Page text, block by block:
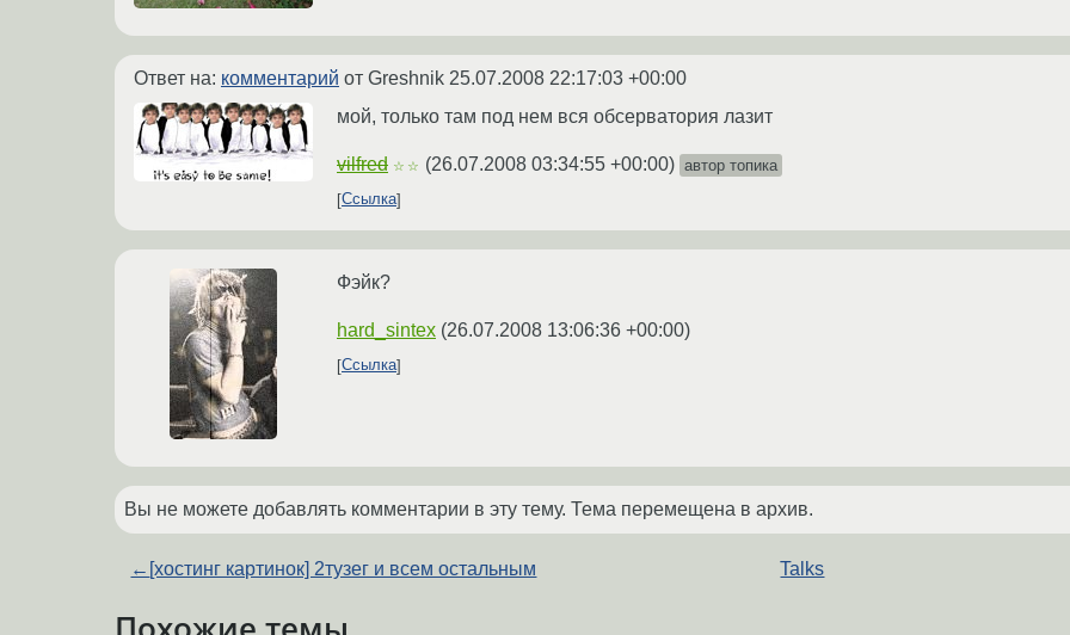
Ответ на: комментарий от Greshnik 25.07.2008 22:17:03 +00:00
мой, только там под нем вся обсерватория лазит
vilfred ☆☆ (26.07.2008 03:34:55 +00:00) автор топика
Ссылка
Фэйк?
hard_sintex (26.07.2008 13:06:36 +00:00)
Ссылка
Вы не можете добавлять комментарии в эту тему. Тема перемещена в архив.
← [хостинг картинок] 2тузег и всем остальным Talks